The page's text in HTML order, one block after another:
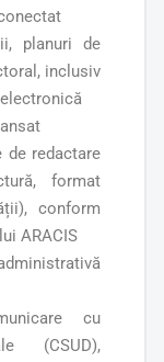
planuri de
inclusiv
de redactare
format
conform
ARACIS
cu
(CSUD),